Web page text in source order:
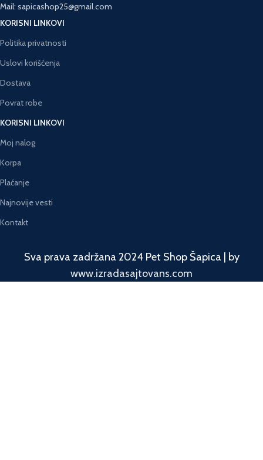
Mail: sapicashop25@gmail.com
KORISNI LINKOVI
Politika privatnosti
Uslovi korišćenja
Dostava
Povrat robe
KORISNI LINKOVI
Moj nalog
Korpa
Plaćanje
Najnovije vesti
Kontakt
Sva prava zadržana 2024 Pet Shop Šapica | by
www.izradasajtovans.com